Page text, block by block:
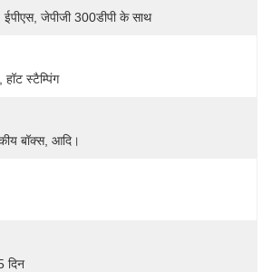
जेपीजी 300डीपी के साथ
हॉट स्टैम्पिंग
बॉक्स, आदि।
दिन